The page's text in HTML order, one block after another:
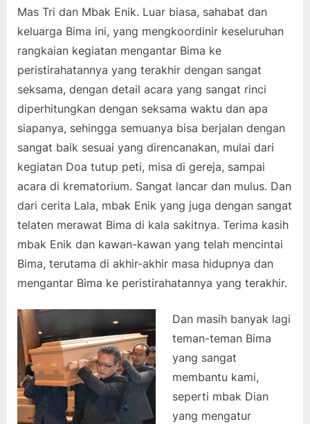
Mas Tri dan Mbak Enik. Luar biasa, sahabat dan
keluarga Bima ini, yang mengkoordinir keseluruhan
rangkaian kegiatan mengantar Bima ke
peristirahatannya yang terakhir dengan sangat
seksama, dengan detail acara yang sangat rinci
diperhitungkan dengan seksama waktu dan apa
siapanya, sehingga semuanya bisa berjalan dengan
sangat baik sesuai yang direncanakan, mulai dari
kegiatan Doa tutup peti, misa di gereja, sampai
acara di krematorium. Sangat lancar dan mulus. Dan
dari cerita Lala, mbak Enik yang juga dengan sangat
telaten merawat Bima di kala sakitnya. Terima kasih
mbak Enik dan kawan-kawan yang telah mencintai
Bima, terutama di akhir-akhir masa hidupnya dan
mengantar Bima ke peristirahatannya yang terakhir.
Dan masih banyak lagi
teman-teman Bima
yang sangat
membantu kami,
seperti mbak Dian
yang mengatur